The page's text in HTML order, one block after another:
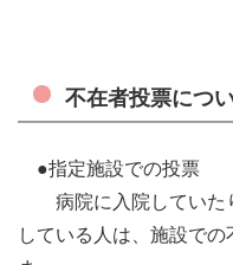
不在者投票につ
●指定施設での投票
病院に入院していた
している人は、施設で